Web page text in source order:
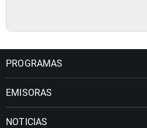
PROGRAMAS
EMISORAS
NOTICIAS